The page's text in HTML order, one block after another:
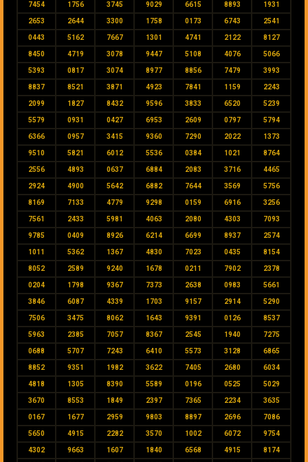
7454 1756 3745 9029 6615 8893 1931
2653 2644 3300 1758 0173 6743 2541
0443 5162 7667 1301 4741 2122 8127
8450 4719 3078 9447 5108 4076 5066
5393 0817 3074 8977 8856 7479 3993
8837 8521 3871 4923 7841 1159 2243
2099 1827 8432 9596 3833 6520 5239
5579 0931 0427 6953 2609 0797 5794
6366 0957 3415 9360 7290 2022 1373
9510 5821 6012 5536 0384 1021 8764
2556 4893 0637 6884 2083 3716 4465
2924 4900 5642 6882 7644 3569 5756
8169 7133 4779 9298 0159 6916 3256
7561 2433 5981 4063 2080 4303 7093
9785 0409 8926 6214 6699 8937 2574
1011 5362 1367 4830 7023 0435 8154
8052 2589 9240 1678 0211 7902 2378
0204 1798 9367 7373 2638 0983 5661
3846 6087 4339 1703 9157 2914 5290
7506 3475 8062 1643 9391 0126 8537
5963 2385 7057 8367 2545 1940 7275
0688 5707 7243 6410 5573 3128 6865
8852 9351 1982 3622 7405 2680 6034
4818 1305 8390 5589 0196 0525 5029
3670 8553 1849 2397 7365 2234 3635
0167 1677 2959 9803 8897 2696 7086
5650 4915 2282 3570 1002 6072 9754
4302 9663 1607 1840 6568 4915 8174